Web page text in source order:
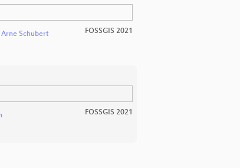
Arne Schubert FOSSGIS 2021
FOSSGIS 2021